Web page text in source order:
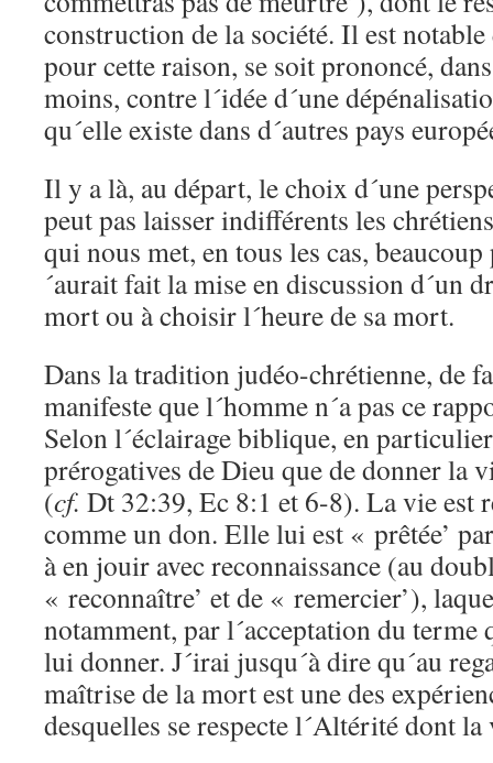
construction de la société. Il est
pour cette raison, se soit prononcé,
moins, contre l´idée d´une
qu´elle existe dans d´autres pays
Il y a là, au départ, le choix d´une
peut pas laisser indifférents les
qui nous met, en tous les cas,
´aurait fait la mise en discussion d´un
mort ou à choisir l´heure de sa mort.
Dans la tradition judéo-chrétienne, de
manifeste que l´homme n´a pas ce
Selon l´éclairage biblique, en
prérogatives de Dieu que de donner la
(cf. Dt 32:39, Ec 8:1 et 6-8). La vie est
comme un don. Elle lui est « prêtée’
à en jouir avec reconnaissance (au
« reconnaître’ et de « remercier’),
notamment, par l´acceptation du terme
lui donner. J´irai jusqu´à dire qu´au
maîtrise de la mort est une des
desquelles se respecte l´Altérité dont